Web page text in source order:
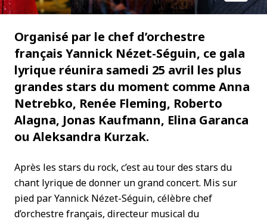
Organisé par le chef d’orchestre
français Yannick Nézet-Séguin, ce gala
lyrique réunira samedi 25 avril les plus
grandes stars du moment comme Anna
Netrebko, Renée Fleming, Roberto
Alagna, Jonas Kaufmann, Elina Garanca
ou Aleksandra Kurzak.
Après les stars du rock, c’est au tour des stars du
chant lyrique de donner un grand concert. Mis sur
pied par Yannick Nézet-Séguin, célèbre chef
d’orchestre français, directeur musical du